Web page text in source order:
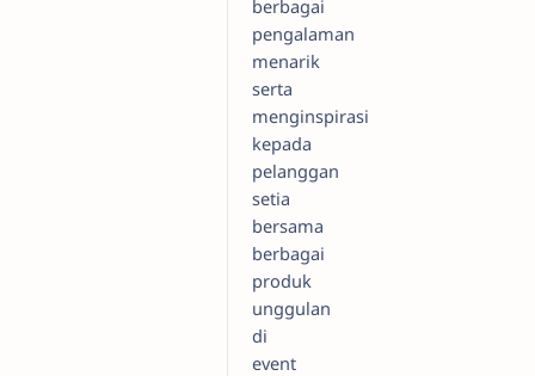
berbagai
pengalaman
menarik
serta
menginspirasi
kepada
pelanggan
setia
bersama
berbagai
produk
unggulan
di
event